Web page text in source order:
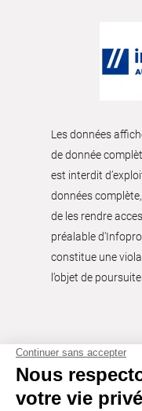
Les données
de donnée
est interdit
données
de les rendre
préalable
constitue une
l’objet de